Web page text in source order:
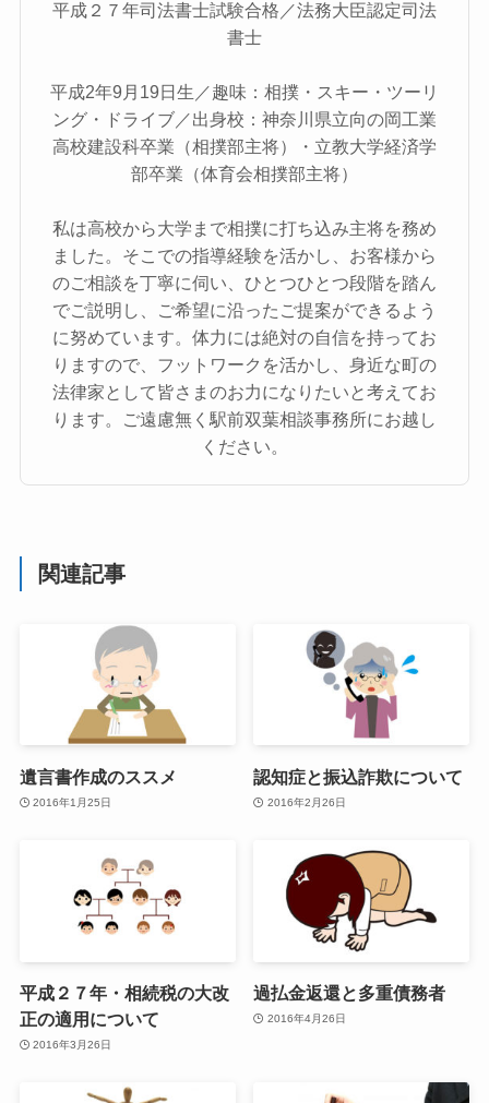
平成２７年司法書士試験合格／法務大臣認定司法
書士
平成2年9月19日生／趣味：相撲・スキー・ツーリ
ング・ドライブ／出身校：神奈川県立向の岡工業
高校建設科卒業（相撲部主将）・立教大学経済学
部卒業（体育会相撲部主将）
私は高校から大学まで相撲に打ち込み主将を務め
ました。そこでの指導経験を活かし、お客様から
のご相談を丁寧に伺い、ひとつひとつ段階を踏ん
でご説明し、ご希望に沿ったご提案ができるよう
に努めています。体力には絶対の自信を持ってお
りますので、フットワークを活かし、身近な町の
法律家として皆さまのお力になりたいと考えてお
ります。ご遠慮無く駅前双葉相談事務所にお越し
ください。
関連記事
遺言書作成のススメ
2016年1月25日
認知症と振込詐欺について
2016年2月26日
平成２７年・相続税の大改
正の適用について
2016年3月26日
過払金返還と多重債務者
2016年4月26日